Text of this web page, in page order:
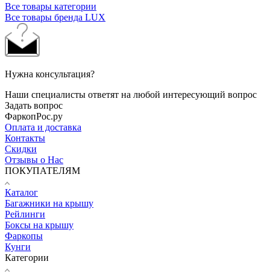
Все товары категории
Все товары бренда LUX
Нужна консультация?
Наши специалисты ответят на любой интересующий вопрос
Задать вопрос
ФаркопРос.ру
Оплата и доставка
Контакты
Скидки
Отзывы о Нас
ПОКУПАТЕЛЯМ
Каталог
Багажники на крышу
Рейлинги
Боксы на крышу
Фаркопы
Кунги
Категории